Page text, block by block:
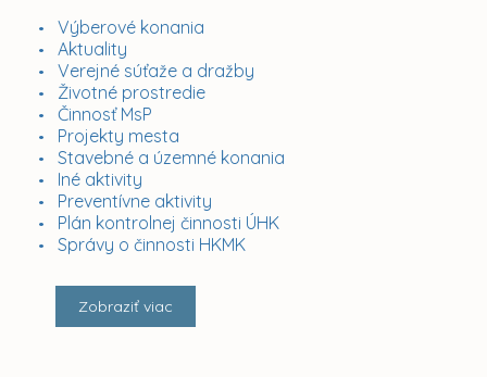
Výberové konania
Aktuality
Verejné súťaže a dražby
Životné prostredie
Činnosť MsP
Projekty mesta
Stavebné a územné konania
Iné aktivity
Preventívne aktivity
Plán kontrolnej činnosti ÚHK
Správy o činnosti HKMK
Zobraziť viac